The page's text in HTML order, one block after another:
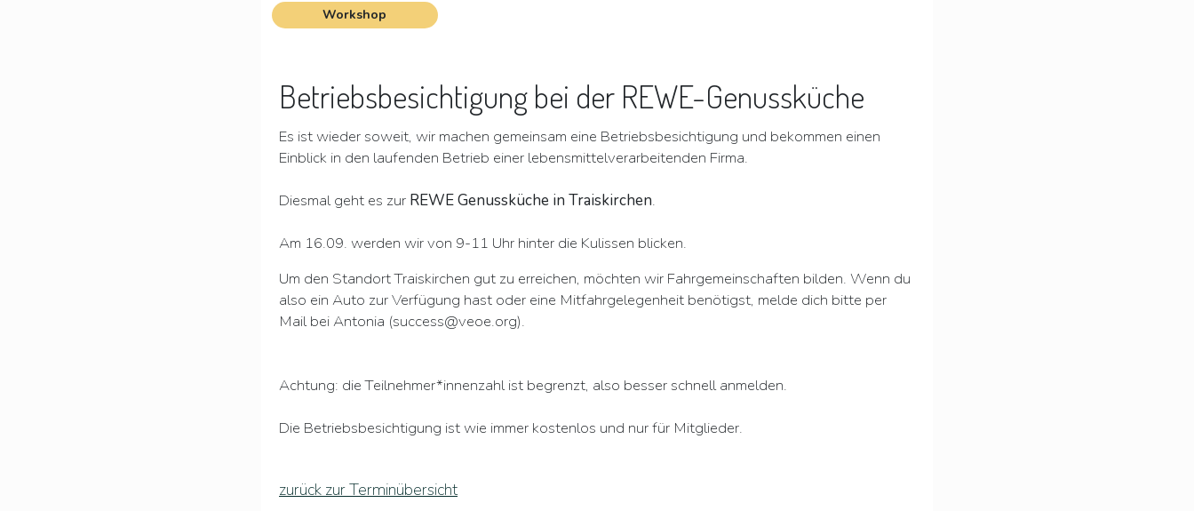
Workshop
Betriebsbesichtigung bei der REWE-Genussküche
Es ist wieder soweit, wir machen gemeinsam eine Betriebsbesichtigung und bekommen einen
Einblick in den laufenden Betrieb einer lebensmittelverarbeitenden Firma.
Diesmal geht es zur REWE Genussküche in Traiskirchen.
Am 16.09. werden wir von 9-11 Uhr hinter die Kulissen blicken.
Um den Standort Traiskirchen gut zu erreichen, möchten wir Fahrgemeinschaften bilden. Wenn du
also ein Auto zur Verfügung hast oder eine Mitfahrgelegenheit benötigst, melde dich bitte per
Mail bei Antonia (success@veoe.org).
Achtung: die Teilnehmer*innenzahl ist begrenzt, also besser schnell anmelden.
Die Betriebsbesichtigung ist wie immer kostenlos und nur für Mitglieder.
zurück zur Terminübersicht